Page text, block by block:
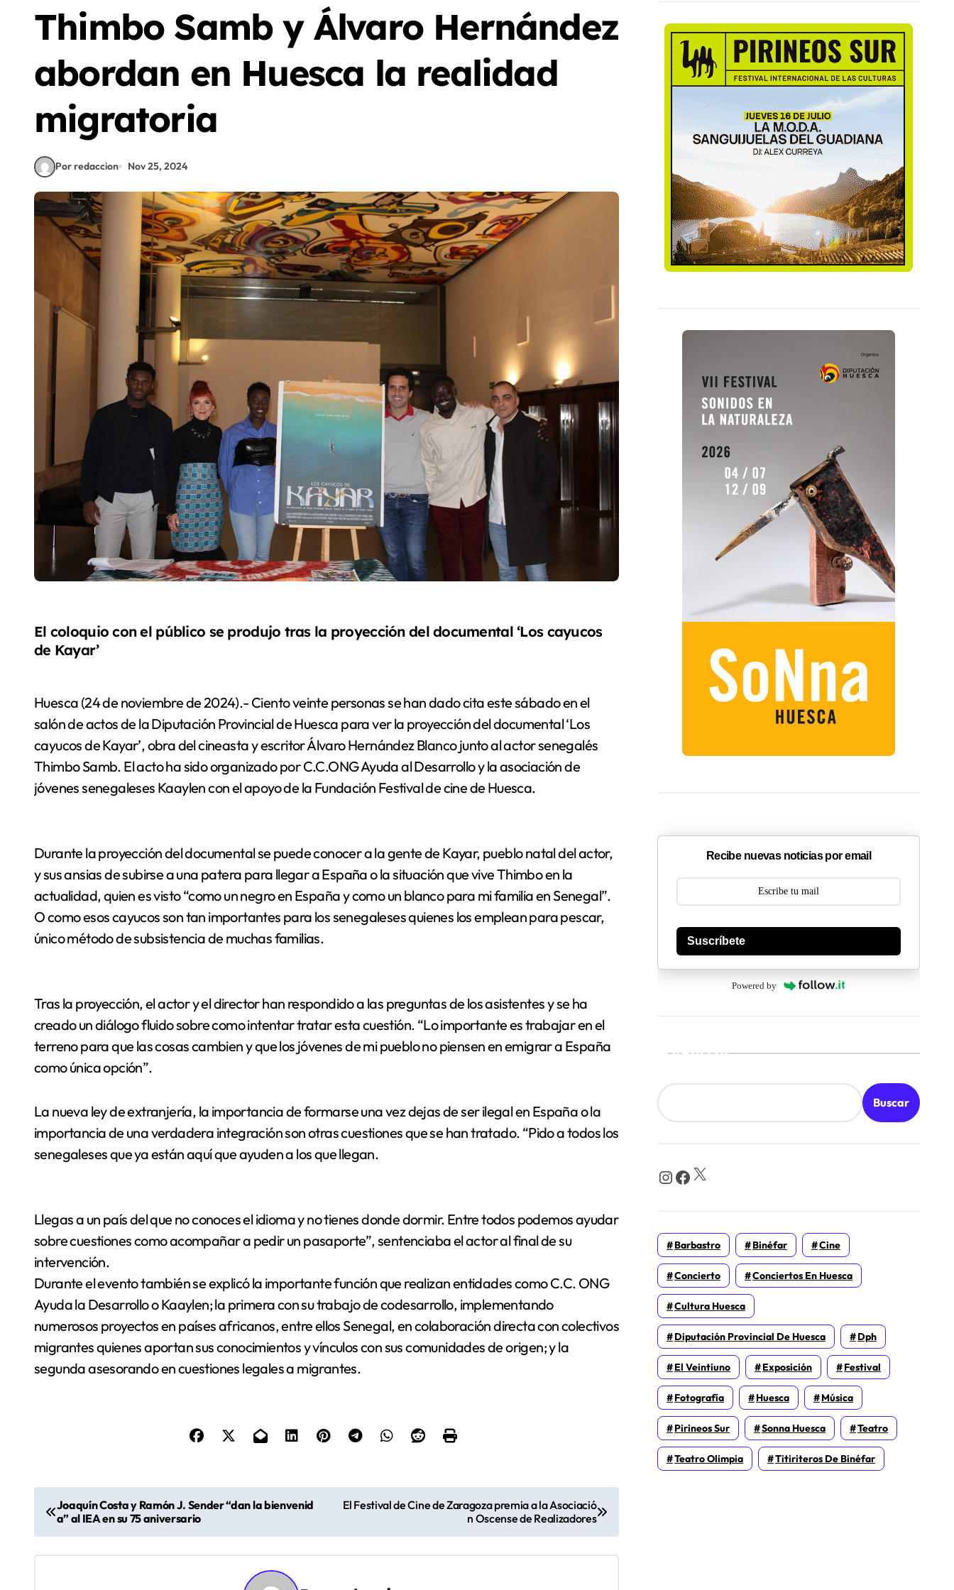
Thimbo Samb y Álvaro Hernández
abordan en Huesca la realidad
migratoria
Por redaccion Nov 25, 2024
El coloquio con el público se produjo tras la proyección del documental ‘Los cayucos
de Kayar’
Huesca (24 de noviembre de 2024).- Ciento veinte personas se han dado cita este sábado en el
salón de actos de la Diputación Provincial de Huesca para ver la proyección del documental ‘Los
cayucos de Kayar’, obra del cineasta y escritor Álvaro Hernández Blanco junto al actor senegalés
Thimbo Samb. El acto ha sido organizado por C.C.ONG Ayuda al Desarrollo y la asociación de
jóvenes senegaleses Kaaylen con el apoyo de la Fundación Festival de cine de Huesca.
Durante la proyección del documental se puede conocer a la gente de Kayar, pueblo natal del actor,
y sus ansias de subirse a una patera para llegar a España o la situación que vive Thimbo en la
actualidad, quien es visto “como un negro en España y como un blanco para mi familia en Senegal”.
O como esos cayucos son tan importantes para los senegaleses quienes los emplean para pescar,
único método de subsistencia de muchas familias.
Tras la proyección, el actor y el director han respondido a las preguntas de los asistentes y se ha
creado un diálogo fluido sobre como intentar tratar esta cuestión. “Lo importante es trabajar en el
terreno para que las cosas cambien y que los jóvenes de mi pueblo no piensen en emigrar a España
como única opción”.
La nueva ley de extranjería, la importancia de formarse una vez dejas de ser ilegal en España o la
importancia de una verdadera integración son otras cuestiones que se han tratado. “Pido a todos los
senegaleses que ya están aquí que ayuden a los que llegan.
Llegas a un país del que no conoces el idioma y no tienes donde dormir. Entre todos podemos ayudar
sobre cuestiones como acompañar a pedir un pasaporte”, sentenciaba el actor al final de su
intervención.
Durante el evento también se explicó la importante función que realizan entidades como C.C. ONG
Ayuda la Desarrollo o Kaaylen; la primera con su trabajo de codesarrollo, implementando
numerosos proyectos en países africanos, entre ellos Senegal, en colaboración directa con colectivos
migrantes quienes aportan sus conocimientos y vínculos con sus comunidades de origen; y la
segunda asesorando en cuestiones legales a migrantes.
N
a
v
Joaquín Costa y Ramón J. Sender “dan la bienvenid
a” al IEA en su 75 aniversario
El Festival de Cine de Zaragoza premia a la Asociació
n Oscense de Realizadores
Recibe nuevas noticias por email
Suscríbete
Powered by
Buscar
Buscar
InstagramFacebook X
Barbastro Binéfar Cine
Concierto Conciertos En Huesca
Cultura Huesca
Diputación Provincial De Huesca Dph
El Veintiuno Exposición Festival
Fotografía Huesca Música
Pirineos Sur Sonna Huesca Teatro
Teatro Olimpia Titiriteros De Binéfar